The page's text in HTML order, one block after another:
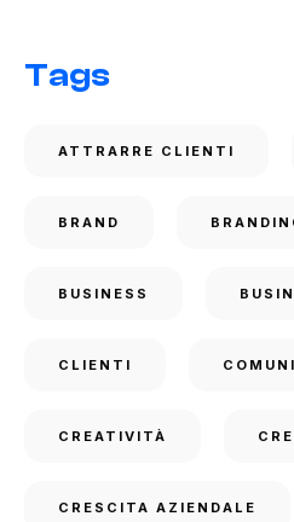
Tags
ATTRARRE CLIENTI
BRAND
BUSINESS
CLIENTI
CREATIVITÀ
CRESCITA AZIENDALE